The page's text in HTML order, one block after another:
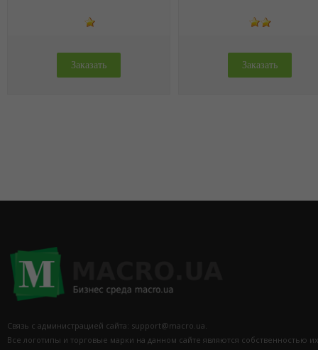
Заказать Заказать
Связь с администрацией сайта: support@macro.ua.
Все логотипы и торговые марки на данном сайте являются собственностью